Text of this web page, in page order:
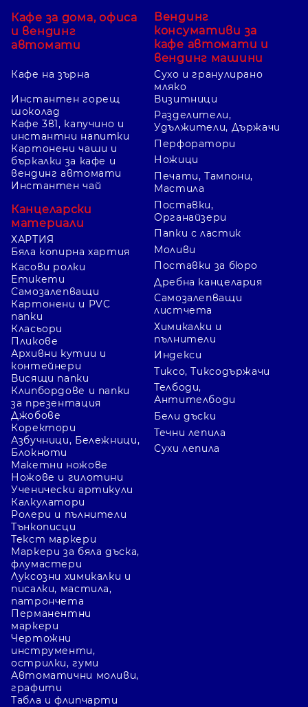
Кафе за дома, офиса
и вендинг
автомати
Кафе на зърна
Вендинг
консумативи за
кафе автомати и
вендинг машини
Сухо и гранулирано
мляко
Инстантен горещ
шоколад
Кафе 3в1, капучино и
инстантни напитки
Картонени чаши и
бъркалки за кафе и
вендинг автомати
Инстантен чай
Канцеларски
материали
ХАРТИЯ
Бяла копирна хартия
Касови ролки
Етикети
Самозалепващи
Картонени и PVC
папки
Класьори
Пликове
Архивни кутии и
контейнери
Висящи папки
Клипбордове и папки
за презентация
Джобове
Коректори
Азбучници, Бележници,
Блокноти
Визитници
Разделители,
Удължители, Държачи
Перфоратори
Ножици
Печати, Тампони,
Мастила
Поставки,
Органайзери
Папки с ластик
Моливи
Поставки за бюро
Дребна канцелария
Самозалепващи
листчета
Химикалки и
пълнители
Индекси
Тиксо, Тиксодържачи
Телбоди,
Антителбоди
Бели дъски
Течни лепила
Сухи лепила
Макетни ножове
Ножове и гилотини
Ученически артикули
Калкулатори
Ролери и пълнители
Тънкописци
Текст маркери
Маркери за бяла дъска,
флумастери
Луксозни химикалки и
писалки, мастила,
патрончета
Перманентни
маркери
Чертожни
инструменти,
острилки, гуми
Автоматични моливи,
графити
Табла и флипчарти